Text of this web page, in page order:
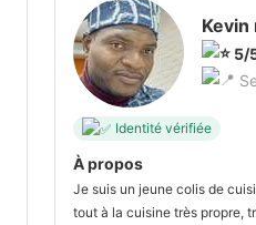
Kevin
5/
Identité vérifiée
À propos
Je suis un jeune colis de
tout à la cuisine très propre,